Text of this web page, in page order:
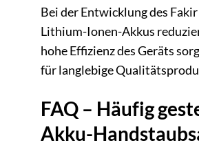
Bei der Entwicklung des
Lithium-Ionen-Akkus
hohe Effizienz des Geräts
für langlebige
FAQ – Häufig
Akku-